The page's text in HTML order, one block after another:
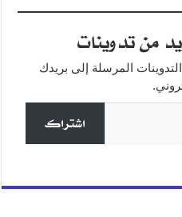
n
g
من تدوينات
المرسلة إلى بريدك
اشتراك